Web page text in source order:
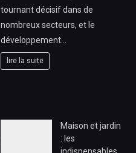
tournant décisif dans de
nombreux secteurs, et le
développement…
lire la suite
Maison et jardin
: les
indispensables